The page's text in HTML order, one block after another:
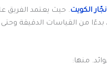
نجّار الكويت. حيث يعتمد الفريق
بدءًا من القياسات الدقيقة
منها: